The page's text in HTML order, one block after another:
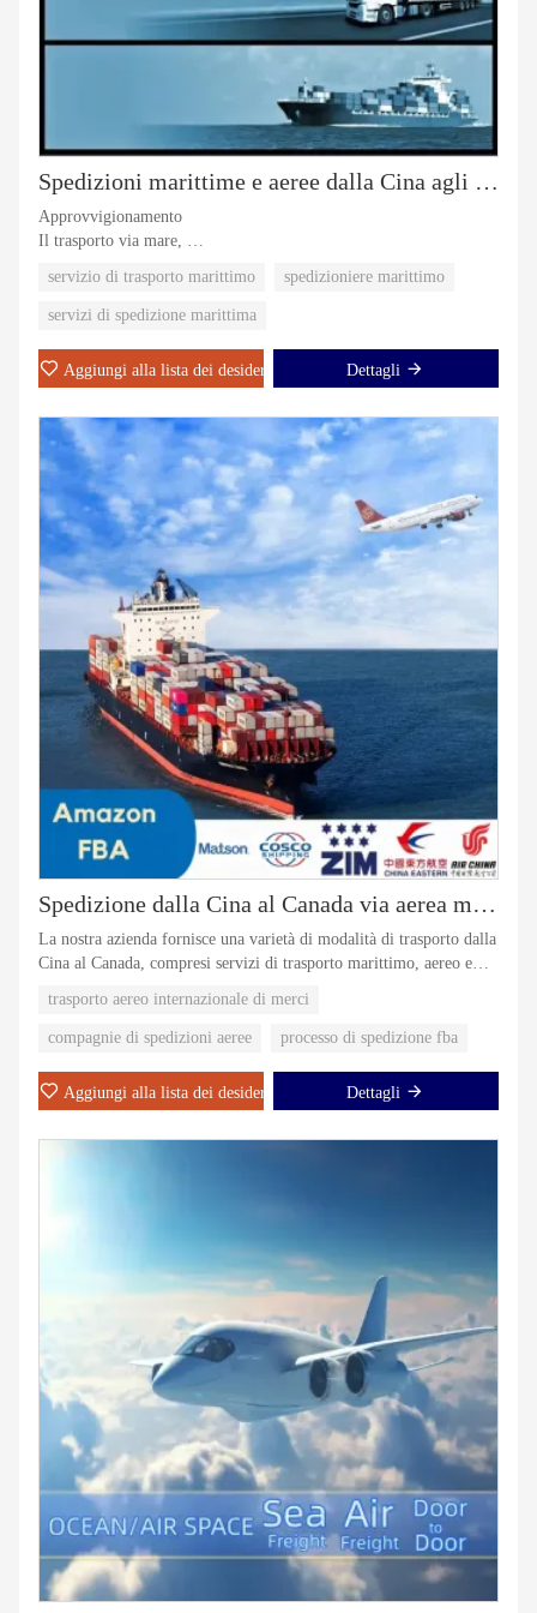
Spedizioni marittime e aeree dalla Cina agli Stati Uniti
Approvvigionamento
Il trasporto via mare,
Intermediazione doganale,
Consegna porta a porta,
servizio di trasporto marittimo spedizioniere marittimo
servizi di spedizione marittima
Aggiungi alla lista dei desideri Dettagli
Spedizione dalla Cina al Canada via aerea marittima
La nostra azienda fornisce una varietà di modalità di trasporto dalla
Cina al Canada, compresi servizi di trasporto marittimo, aereo e
con rapida tempestività.
trasporto aereo internazionale di merci
compagnie di spedizioni aeree processo di spedizione fba
Aggiungi alla lista dei desideri Dettagli